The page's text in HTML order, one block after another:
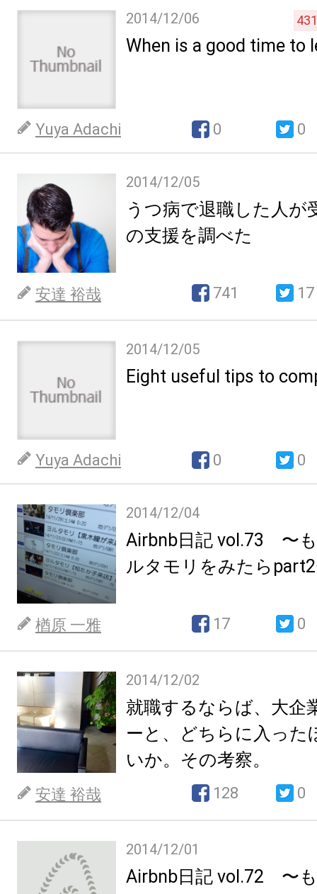
2014/12/06 431
When is a good time to
Yuya Adachi 0 0
2014/12/05
うつ病で退職した人が
の支援を調べた
安達 裕哉 741 17
2014/12/05
Eight useful tips to
Yuya Adachi 0 0
2014/12/04
Airbnb日記 vol.73 〜
ルタモリをみたら
楢原 一雅 17 0
2014/12/02
就職するならば、大企
ーと、どちらに入った
いか。その考察。
安達 裕哉 128 0
2014/12/01
Airbnb日記 vol.72 〜